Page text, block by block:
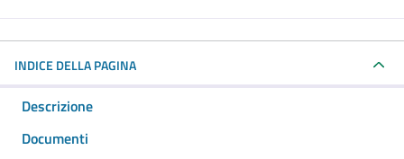
INDICE DELLA PAGINA
Descrizione
Documenti